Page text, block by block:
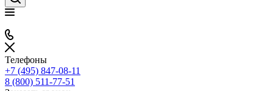
Телефоны
+7 (495) 847-08-11
8 (800) 511-77-51